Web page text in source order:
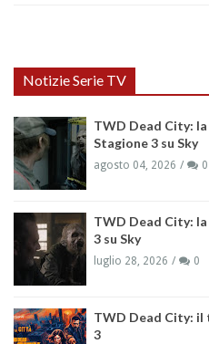
Notizie Serie TV
TWD Dead City:
Stagione 3 su Sky
agosto 04, 2026 0
TWD Dead City:
3 su Sky
luglio 28, 2026 0
TWD Dead City:
3